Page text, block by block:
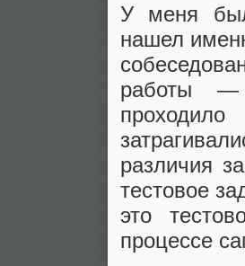
У меня
нашел
работы —
различия
тестовое
это
процессе